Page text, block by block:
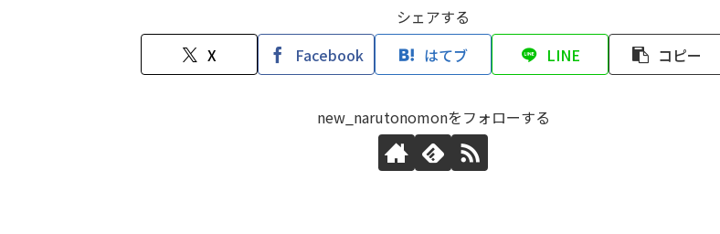
シェアする
X
Facebook はてブ LINE コピー
new_narutonomonをフォローする